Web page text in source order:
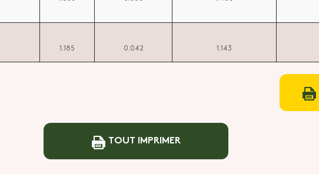
1.185 0.042 1.143
TOUT IMPRIMER